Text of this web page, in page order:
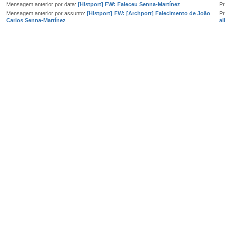
Mensagem anterior por data: [Histport] FW: Faleceu Senna-Martínez
Mensagem anterior por assunto: [Histport] FW: [Archport] Falecimento de João
Carlos Senna-Martínez